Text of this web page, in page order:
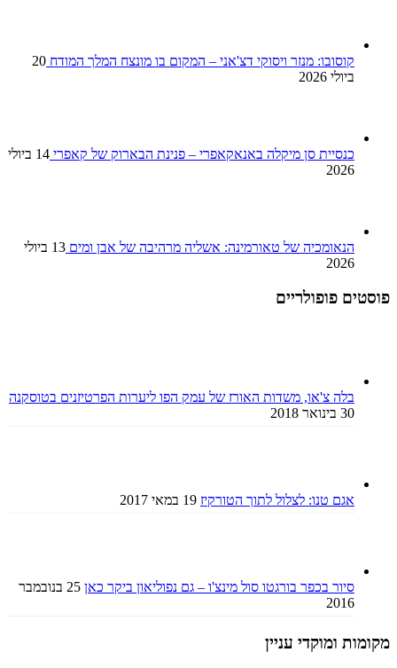
קוסובו: מנזר ויסוקי דצ'אני – המקום בו מונצח המלך המודח 20
ביולי 2026
כנסיית סן מיקלה באנאקאפרי – פנינת הבארוק של קאפרי
14 ביולי
2026
הנאומכיה של טאורמינה: אשליה מרהיבה של אבן ומים
13 ביולי
2026
פוסטים פופולריים
בלה צ'או, משדות האורז של עמק הפו ליערות הפרטיזנים בטוסקנה
30 בינואר 2018
אגם טנו: לצלול לתוך הטורקיז 19 במאי 2017
סיור בכפר בורגטו סול מינצ'ו – גם נפוליאון ביקר כאן
25 בנובמבר
2016
מקומות ומוקדי עניין